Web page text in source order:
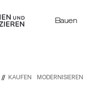
Bauen
// KAUFEN MODERNISIEREN